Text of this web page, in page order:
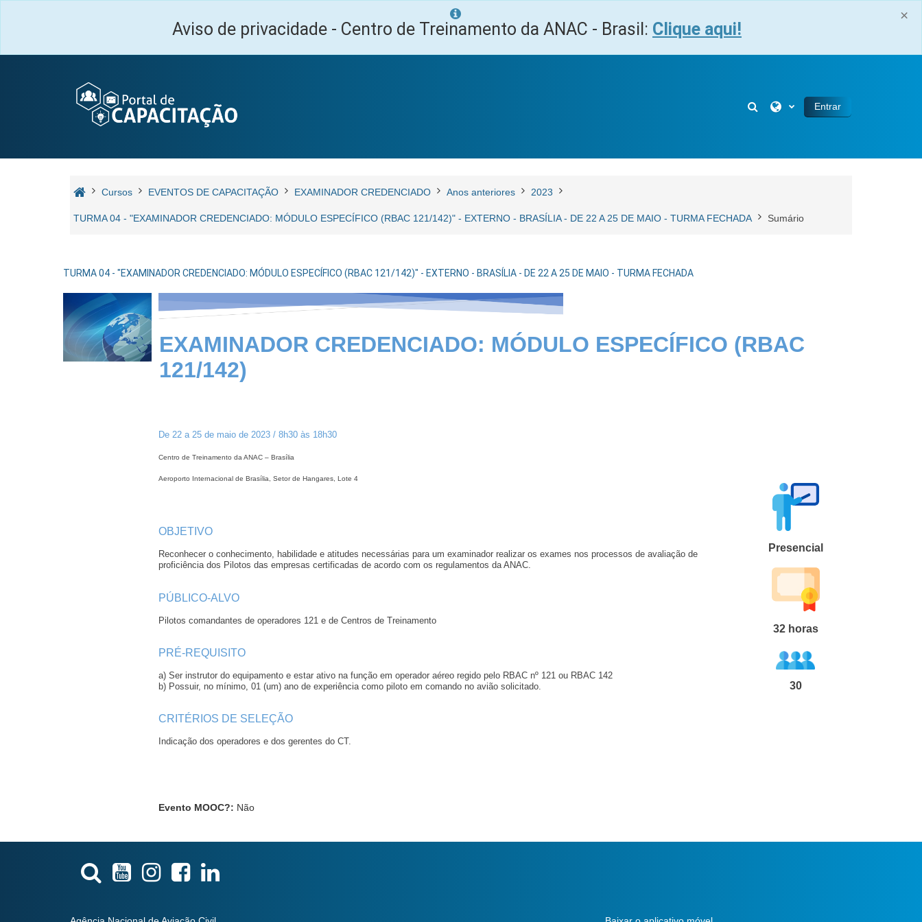
×
Aviso de privacidade - Centro de Treinamento da ANAC - Brasil: Clique aqui!
Alternar entrada de pesquisa
Entrar
Cursos EVENTOS DE CAPACITAÇÃO EXAMINADOR CREDENCIADO Anos anteriores 2023
TURMA 04 - "EXAMINADOR CREDENCIADO: MÓDULO ESPECÍFICO (RBAC 121/142)" - EXTERNO - BRASÍLIA - DE 22 A 25 DE MAIO - TURMA FECHADA Sumário
TURMA 04 - "EXAMINADOR CREDENCIADO: MÓDULO ESPECÍFICO (RBAC 121/142)" - EXTERNO - BRASÍLIA - DE 22 A 25 DE MAIO - TURMA FECHADA
EXAMINADOR CREDENCIADO: MÓDULO ESPECÍFICO (RBAC
121/142)
De 22 a 25 de maio de 2023 / 8h30 às 18h30
Centro de Treinamento da ANAC – Brasília
Aeroporto Internacional de Brasília, Setor de Hangares, Lote 4
OBJETIVO
Reconhecer o conhecimento, habilidade e atitudes necessárias para um examinador realizar os exames nos processos de avaliação de
proficiência dos Pilotos das empresas certificadas de acordo com os regulamentos da ANAC.
PÚBLICO-ALVO
Pilotos comandantes de operadores 121 e de Centros de Treinamento
PRÉ-REQUISITO
a) Ser instrutor do equipamento e estar ativo na função em operador aéreo regido pelo RBAC nº 121 ou RBAC 142
b) Possuir, no mínimo, 01 (um) ano de experiência como piloto em comando no avião solicitado.
CRITÉRIOS DE SELEÇÃO
Indicação dos operadores e dos gerentes do CT.
Presencial
32 horas
30
Evento MOOC?: Não